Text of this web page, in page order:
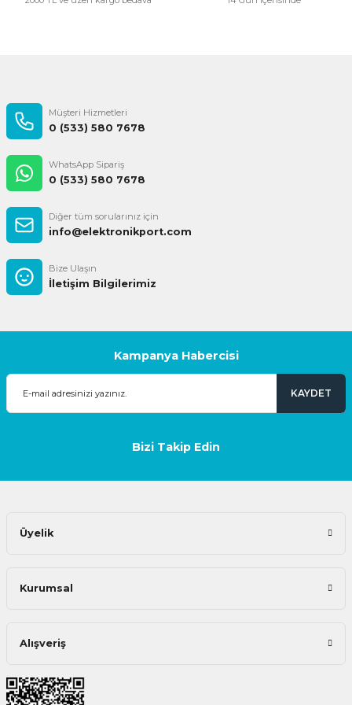
Müşteri Hizmetleri
0 (533) 580 7678
WhatsApp Sipariş
0 (533) 580 7678
Diğer tüm sorularınız için
info@elektronikport.com
Bize Ulaşın
İletişim Bilgilerimiz
Kampanya Habercisi
KAYDET
Bizi Takip Edin
Üyelik
Kurumsal
Alışveriş